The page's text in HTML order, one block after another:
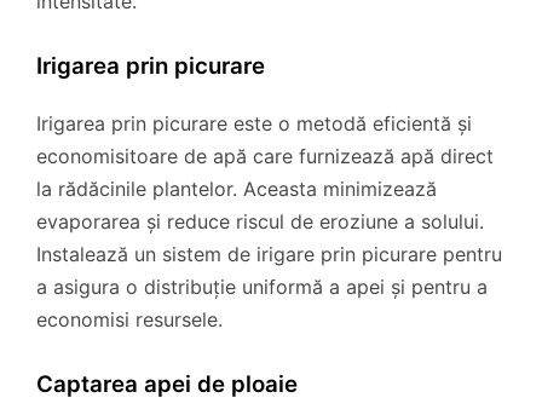
Irigarea prin picurare
Irigarea prin picurare este o metodă eficientă și
economisitoare de apă care furnizează apă direct
la rădăcinile plantelor. Aceasta minimizează
evaporarea și reduce riscul de eroziune a solului.
Instalează un sistem de irigare prin picurare pentru
a asigura o distribuție uniformă a apei și pentru a
economisi resursele.
Captarea apei de ploaie